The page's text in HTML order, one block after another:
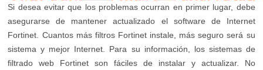
Si desea evitar que los problemas ocurran en primer lugar, debe
asegurarse de mantener actualizado el software de Internet
Fortinet. Cuantos más filtros Fortinet instale, más seguro será su
sistema y mejor Internet. Para su información, los sistemas de
filtrado web Fortinet son fáciles de instalar y actualizar. No